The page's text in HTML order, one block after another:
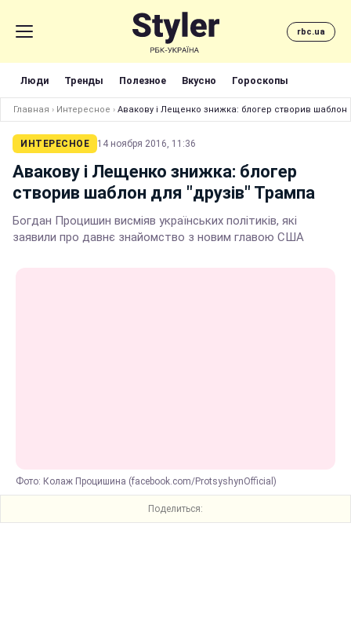
rbc.ua
Люди Тренды Полезное Вкусно Гороскопы
Главная › Интересное › Авакову і Лещенко знижка: блогер створив шаблон
ИНТЕРЕСНОЕ 14 ноября 2016, 11:36
Авакову і Лещенко знижка: блогер
створив шаблон для "друзів" Трампа
Богдан Процишин висміяв українських політиків, які
заявили про давнє знайомство з новим главою США
Фото: Колаж Процишина (facebook.com/ProtsyshynOfficial)
Поделиться: